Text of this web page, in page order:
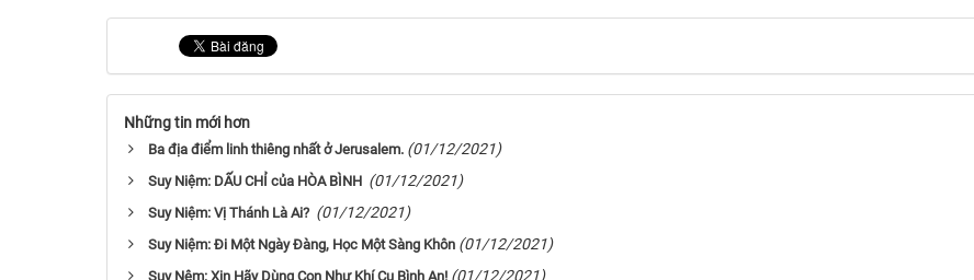
Những tin mới hơn
Ba địa điểm linh thiêng nhất ở Jerusalem. (01/12/2021)
Suy Niệm: DẤU CHỈ của HÒA BÌNH (01/12/2021)
Suy Niệm: Vị Thánh Là Ai? (01/12/2021)
Suy Niệm: Ði Một Ngày Ðàng, Học Một Sàng Khôn (01/12/2021)
Suy Nệm: Xin Hãy Dùng Con Như Khí Cụ Bình An! (01/12/2021)